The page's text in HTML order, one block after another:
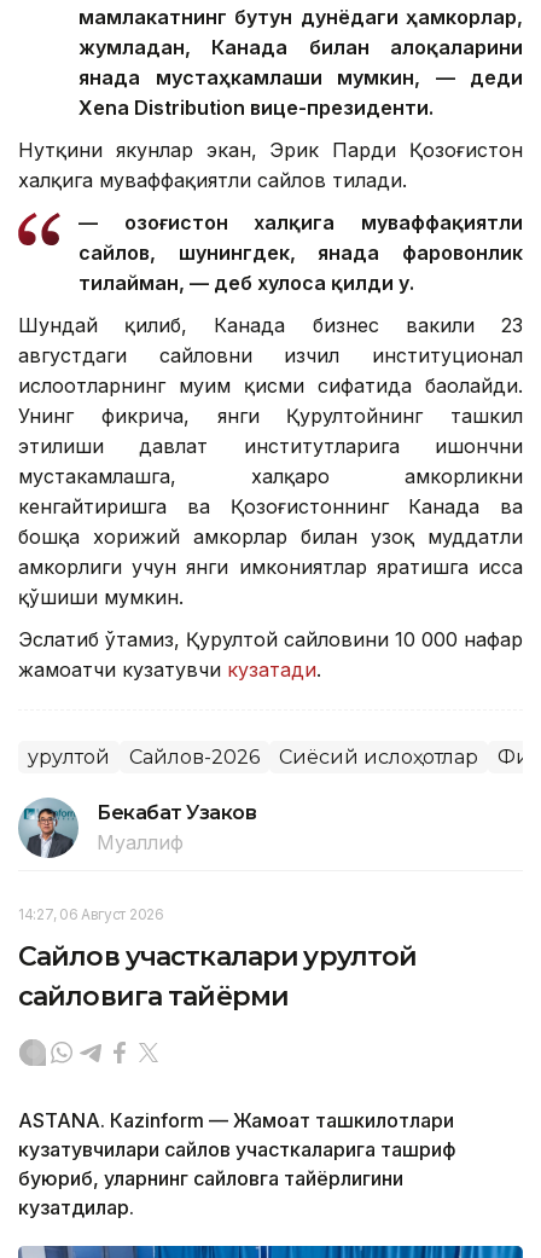
мамлакатнинг бутун дунёдаги ҳамкорлар,
жумладан, Канада билан алоқаларини
янада мустаҳкамлаши мумкин, — деди
Xena Distribution вице-президенти.
Нутқини якунлар экан, Эрик Парди Қозоғистон
халқига муваффақиятли сайлов тилади.
— Қозоғистон халқига муваффақиятли
сайлов, шунингдек, янада фаровонлик
тилайман, — деб хулоса қилди у.
Шундай қилиб, Канада бизнес вакили 23
августдаги сайловни изчил институционал
ислоҳотларнинг муҳим қисми сифатида баҳолайди.
Унинг фикрича, янги Қурултойнинг ташкил
этилиши давлат институтларига ишончни
мустаҳкамлашга, халқаро ҳамкорликни
кенгайтиришга ва Қозоғистоннинг Канада ва
бошқа хорижий ҳамкорлар билан узоқ муддатли
ҳамкорлиги учун янги имкониятлар яратишга ҳисса
қўшиши мумкин.
Эслатиб ўтамиз, Қурултой сайловини 10 000 нафар
жамоатчи кузатувчи кузатади.
Қурултой Сайлов-2026 Сиёсий ислоҳотлар
Бекабат Узаков
Муаллиф
14:27, 06 Август 2026
Сайлов участкалари Қурултой
сайловига тайёрми
ASTANА. Кazinform — Жамоат ташкилотлари
кузатувчилари сайлов участкаларига ташриф
буюриб, уларнинг сайловга тайёрлигини
кузатдилар.